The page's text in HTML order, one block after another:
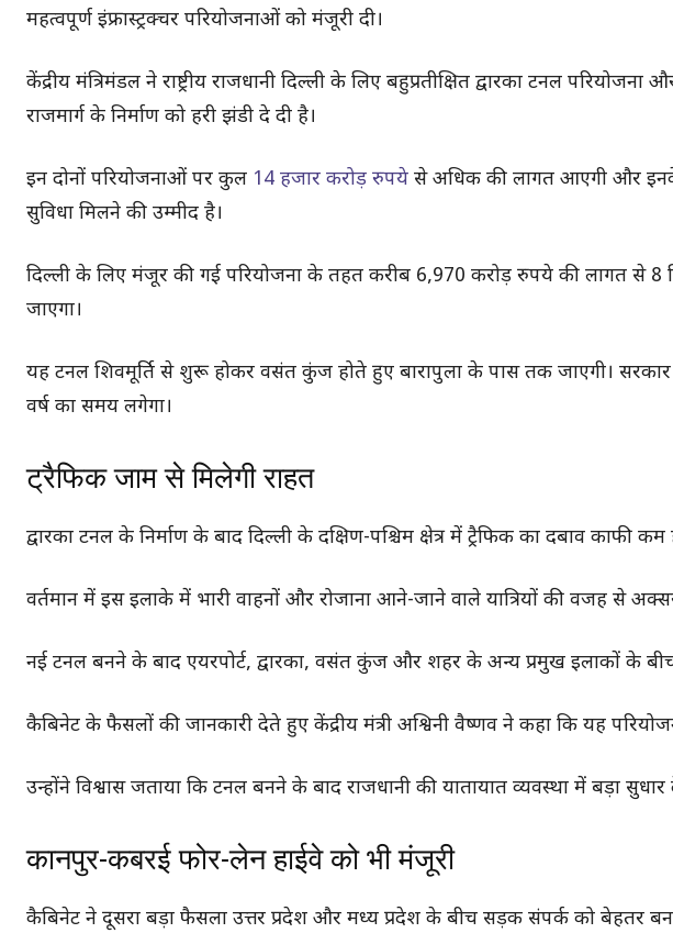
महत्वपूर्ण इंफ्रास्ट्रक्चर परियोजनाओं को मंजूरी दी।
केंद्रीय मंत्रिमंडल ने राष्ट्रीय राजधानी दिल्ली के लिए बहुप्रतीक्षित द्वारका टनल
राजमार्ग के निर्माण को हरी झंडी दे दी है।
इन दोनों परियोजनाओं पर कुल 14 हजार करोड़ रुपये से अधिक की लागत आएगी और इनके
सुविधा मिलने की उम्मीद है।
दिल्ली के लिए मंजूर की गई परियोजना के तहत करीब 6,970 करोड़ रुपये की लागत से 8
जाएगा।
यह टनल शिवमूर्ति से शुरू होकर वसंत कुंज होते हुए बारापुला के पास तक जाएगी।
वर्ष का समय लगेगा।
ट्रैफिक जाम से मिलेगी राहत
द्वारका टनल के निर्माण के बाद दिल्ली के दक्षिण-पश्चिम क्षेत्र में ट्रैफिक का दबाव काफी
वर्तमान में इस इलाके में भारी वाहनों और रोजाना आने-जाने वाले यात्रियों की वजह से
नई टनल बनने के बाद एयरपोर्ट, द्वारका, वसंत कुंज और शहर के अन्य प्रमुख इलाकों के
कैबिनेट के फैसलों की जानकारी देते हुए केंद्रीय मंत्री अश्विनी वैष्णव ने कहा कि यह
उन्होंने विश्वास जताया कि टनल बनने के बाद राजधानी की यातायात व्यवस्था में बड़ा
कानपुर-कबरई फोर-लेन हाईवे को भी मंजूरी
कैबिनेट ने दूसरा बड़ा फैसला उत्तर प्रदेश और मध्य प्रदेश के बीच सड़क संपर्क को बेहतर